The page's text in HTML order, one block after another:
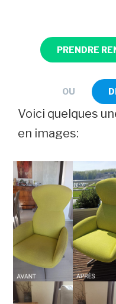
PRENDRE
OU
Voici quelques
en images: